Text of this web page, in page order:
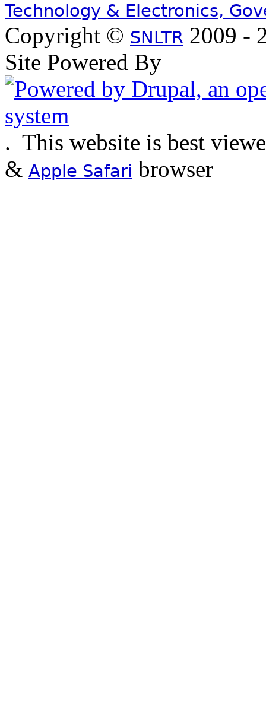
Technology & Electronics,
Copyright © SNLTR 2009 -
Site Powered By
. This website is best
& Apple Safari browser